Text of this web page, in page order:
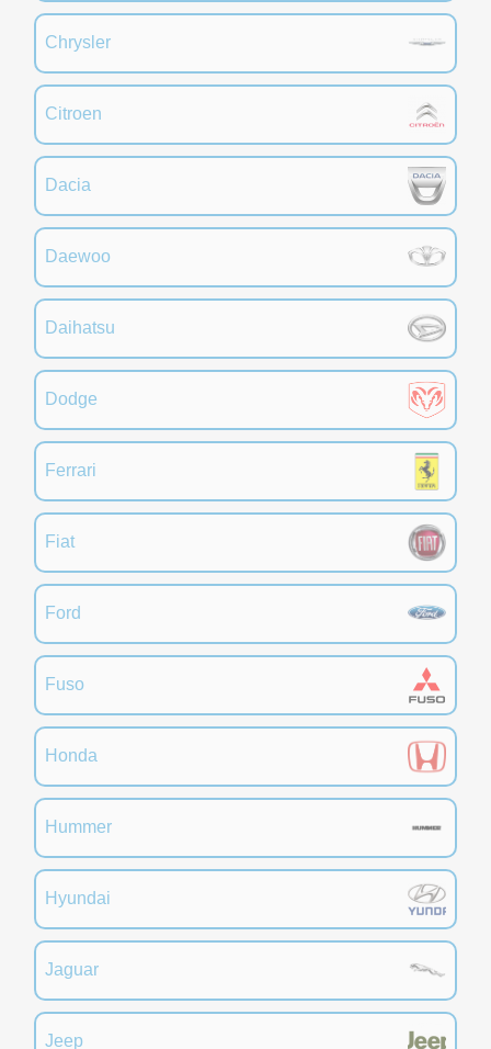
Chrysler
Citroen
Dacia
Daewoo
Daihatsu
Dodge
Ferrari
Fiat
Ford
Fuso
Honda
Hummer
Hyundai
Jaguar
Jeep